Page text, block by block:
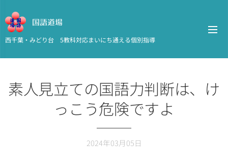
国語道場
西千葉・みどり台 5教科対応まいにち通える個別指導
素人見立ての国語力判断は、け
っこう危険ですよ
2024年03月05日